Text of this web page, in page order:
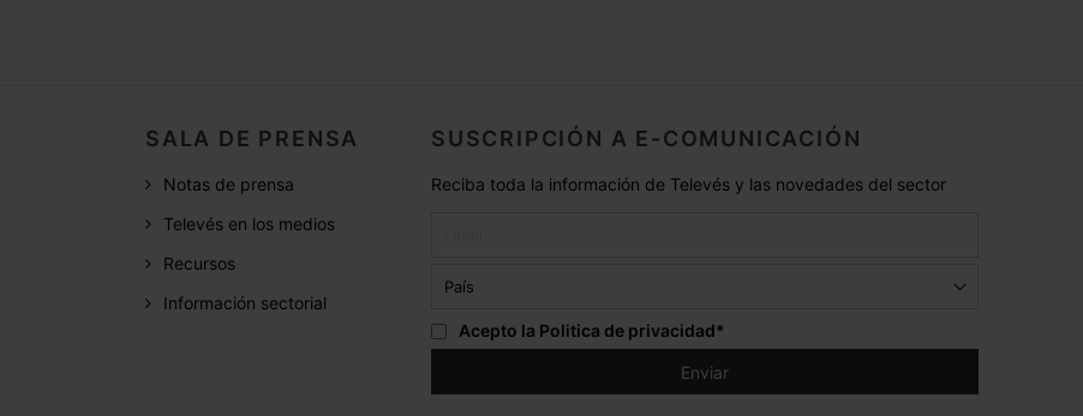
SALA DE PRENSA
Notas de prensa
Televés en los medios
Recursos
Información sectorial
SUSCRIPCIÓN A E-COMUNICACIÓN
Reciba toda la información de Televés y las novedades del sector
Acepto la Politica de privacidad*